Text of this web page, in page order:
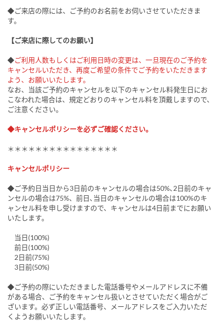
◆ご来店の際には、ご予約のお名前をお伺いさせていただきま
す。
【ご来店に際してのお願い】
◆ご利用人数もしくはご利用日時の変更は、一旦現在のご予約を
キャンセルいただき、再度ご希望の条件でご予約をいただきます
よう、お願いいたします。
なお、当該ご予約のキャンセルを以下のキャンセル料発生日にお
こなわれた場合は、規定どおりのキャンセル料を頂戴しますので、
ご注意ください。
◆キャンセルポリシーを必ずご確認ください。
＊＊＊＊＊＊＊＊＊＊＊＊＊＊＊＊
キャンセルポリシー
◆ご予約日当日から3日前のキャンセルの場合は50%､2日前のキャ
ンセルの場合は75%、前日､当日のキャンセルの場合は100%のキ
ャンセル料を申し受けますので、キャンセルは4日前までにお願い
いたします。
当日(100%)
前日(100%)
2日前(75%)
3日前(50%)
◆ご予約の際にいただきました電話番号やメールアドレスに不備
がある場合、ご予約をキャンセル扱いとさせていただく場合がご
ざいます。必ず正しい電話番号、メールアドレスをご入力いただ
くようお願いいたします。